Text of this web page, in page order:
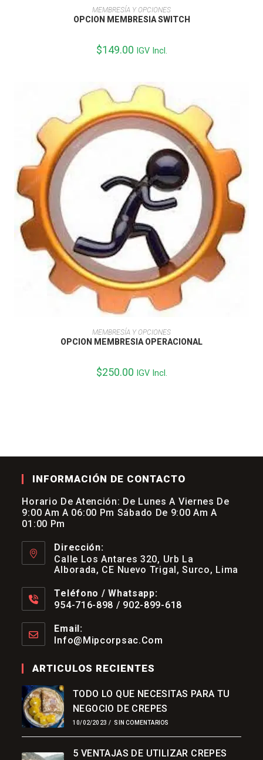
AÑADIR AL CARRITO
MEMBRESÍA Y OPCIONES
OPCION MEMBRESIA SWITCH
$149.00 IGV Incl.
AÑADIR AL CARRITO
MEMBRESÍA Y OPCIONES
OPCION MEMBRESIA OPERACIONAL
$250.00 IGV Incl.
INFORMACIÓN DE CONTACTO
Horario De Atención: De Lunes A Viernes De
9:00 Am A 06:00 Pm Sábado De 9:00 Am A
01:00 Pm
Dirección:
Calle Los Antares 320, Urb La
Alborada, CE Nuevo Trigal, Surco, Lima
Teléfono / Whatsapp:
954-716-898 / 902-899-618
Abre
En
Tu
Email:
Info@mipcorpsac.com
ARTICULOS RECIENTES
TODO LO QUE NECESITAS PARA TU
NEGOCIO DE CREPES
10/02/2023 / SIN COMENTARIOS
5 VENTAJAS DE UTILIZAR CREPES